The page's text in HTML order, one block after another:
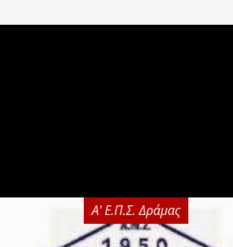
Α' Ε.Π.Σ. Δράμας